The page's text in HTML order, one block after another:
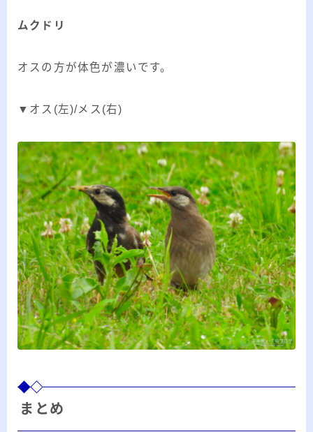
ムクドリ
オスの方が体色が濃いです。
▼オス(左)/メス(右)
まとめ